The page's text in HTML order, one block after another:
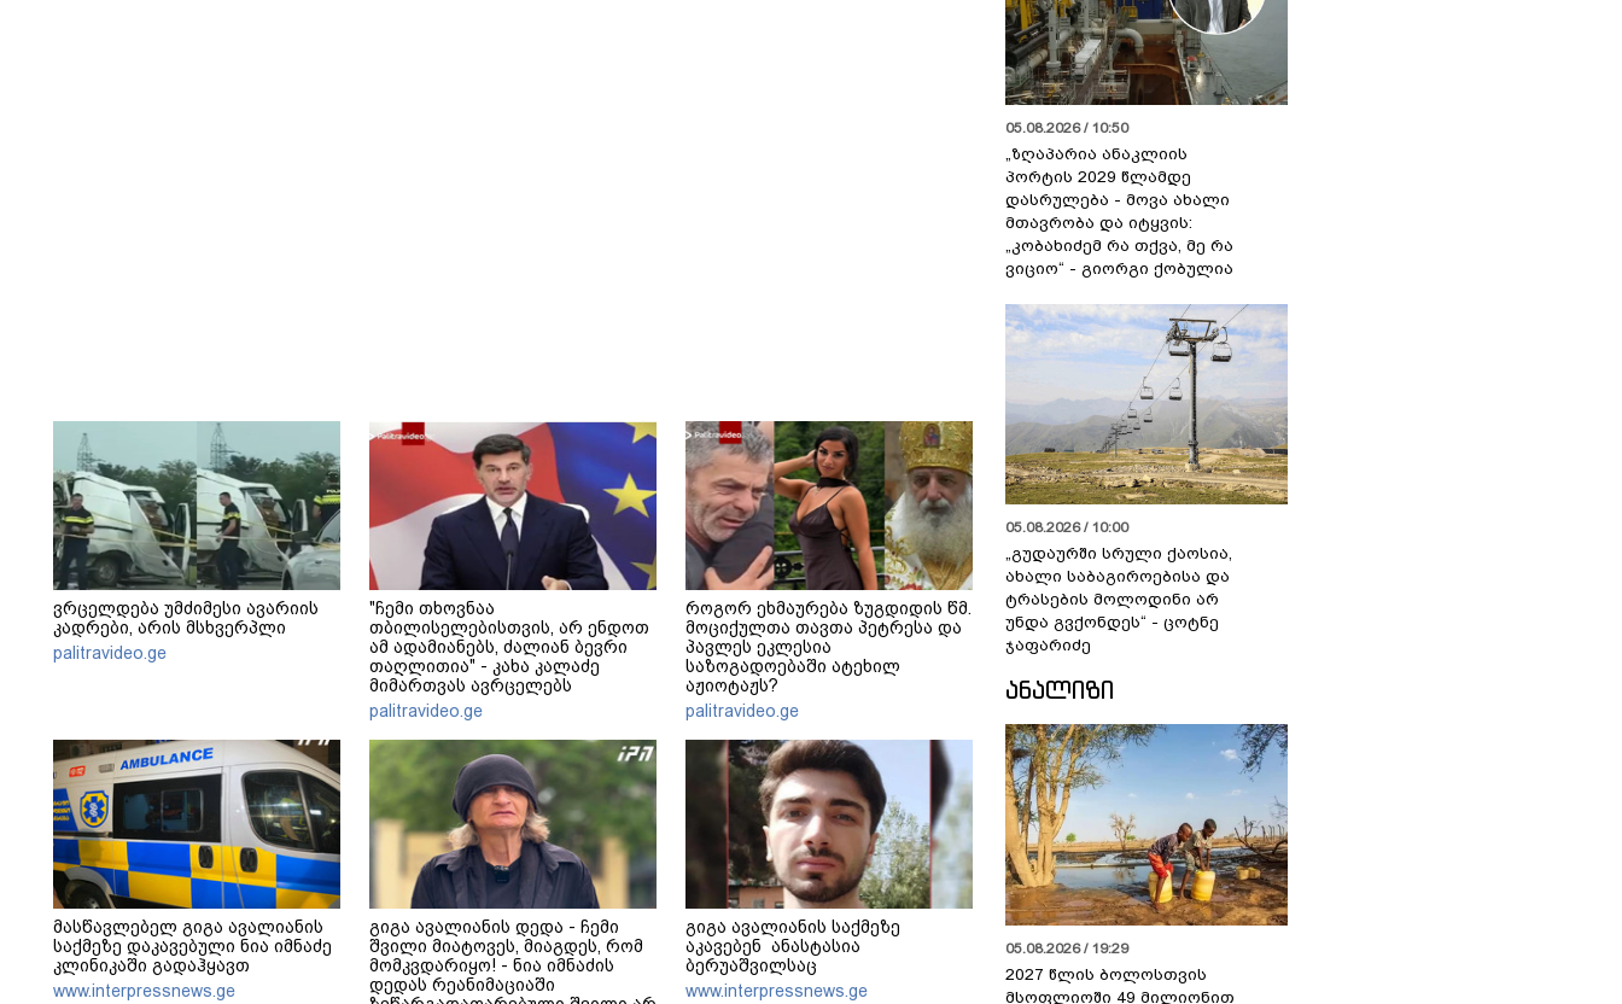
ვრცელდება უმძიმესი ავარიის
კადრები, არის მსხვერპლი
palitravideo.ge
"ჩემი თხოვნაა
თბილისელებისთვის, არ ენდოთ
ამ ადამიანებს, ძალიან ბევრი
თაღლითია" - კახა კალაძე
მიმართვას ავრცელებს
palitravideo.ge
როგორ ეხმაურება ზუგდიდის წმ.
მოციქულთა თავთა პეტრესა და
პავლეს ეკლესია
საზოგადოებაში ატეხილ
აჟიოტაჟს?
palitravideo.ge
მასწავლებელ გიგა ავალიანის
საქმეზე დაკავებული ნია იმნაძე
კლინიკაში გადაჰყავთ
www.interpressnews.ge
გიგა ავალიანის დედა - ჩემი
შვილი მიატოვეს, მიაგდეს, რომ
მომკვდარიყო! - ნია იმნაძის
დედას რეანიმაციაში
გიგა ავალიანის საქმეზე
აკავებენ ანასტასია
ბერუაშვილსაც
www.interpressnews.ge
05.08.2026 / 10:50
„ზღაპარია ანაკლიის
პორტის 2029 წლამდე
დასრულება - მოვა ახალი
მთავრობა და იტყვის:
„კობახიძემ რა თქვა, მე რა
ვიციო“ - გიორგი ქობულია
05.08.2026 / 10:00
„გუდაურში სრული ქაოსია,
ახალი საბაგიროებისა და
ტრასების მოლოდინი არ
უნდა გვქონდეს“ - ცოტნე
ჯაფარიძე
ᲐᲜᲐᲚᲘᲖᲘ
05.08.2026 / 19:29
2027 წლის ბოლოსთვის
მსოფლიოში 49 მილიონით